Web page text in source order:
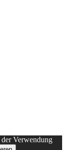
Verwendung